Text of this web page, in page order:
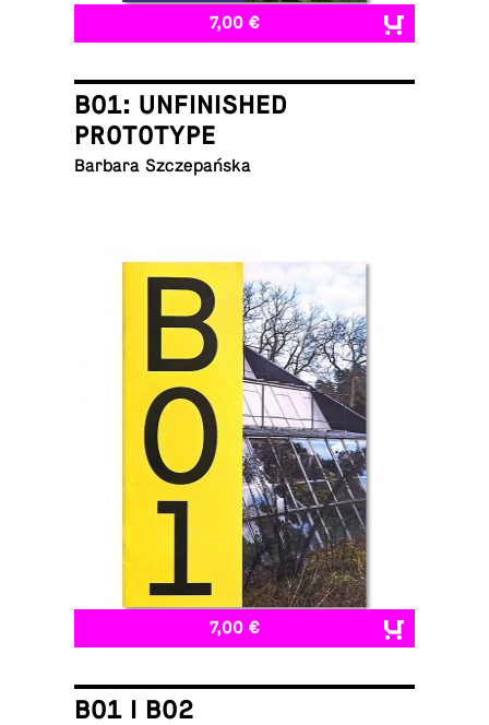
7,00 €
B01: UNFINISHED
PROTOTYPE
Barbara Szczepańska
7,00 €
B01 I B02